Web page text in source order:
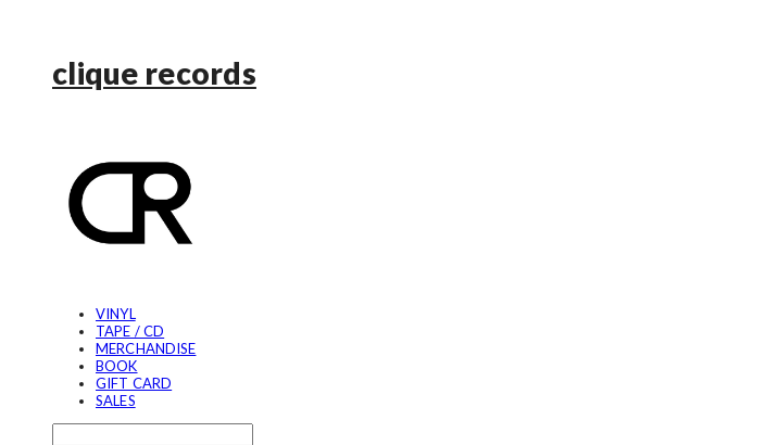
clique records
VINYL
TAPE / CD
MERCHANDISE
BOOK
GIFT CARD
SALES